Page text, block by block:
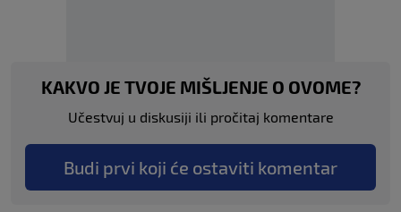
KAKVO JE TVOJE MIŠLJENJE O OVOME?
Učestvuj u diskusiji ili pročitaj komentare
Budi prvi koji će ostaviti komentar